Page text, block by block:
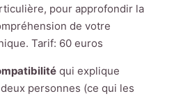
pour approfondir la
de votre
Tarif: 60 euros
qui explique
personnes (ce qui les